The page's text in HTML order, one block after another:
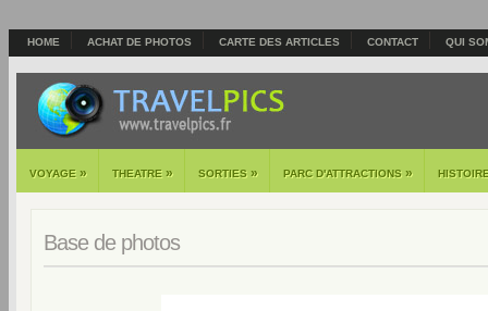
HOME ACHAT DE PHOTOS CARTE DES ARTICLES CONTACT QUI
VOYAGE » THEATRE » SORTIES » PARC D'ATTRACTIONS »
Base de photos